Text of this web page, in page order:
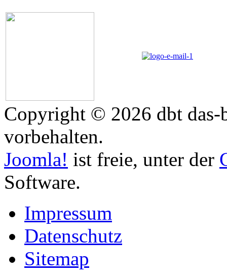
Copyright © 2026 dbt das-
vorbehalten.
Joomla! ist freie, unter der
Software.
Impressum
Datenschutz
Sitemap